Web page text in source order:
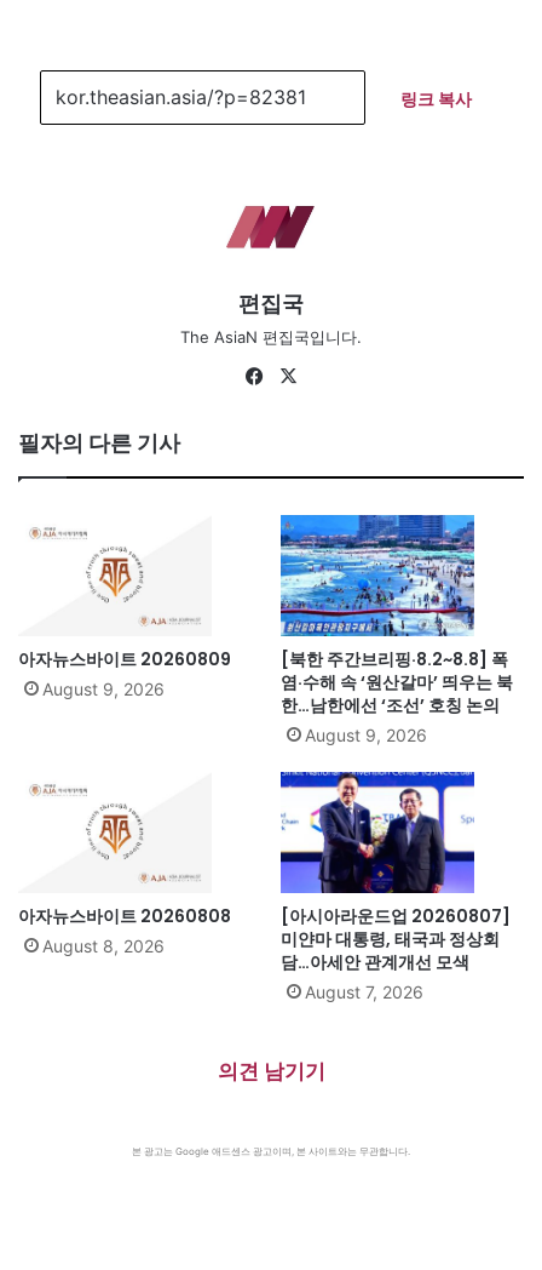
링크 복사
편집국
The AsiaN 편집국입니다.
Fa
필자의 다른 기사
아자뉴스바이트 20260809
August 9, 2026
[북한 주간브리핑·8.2~8.8] 폭
염·수해 속 ‘원산갈마’ 띄우는 북
한…남한에선 ‘조선’ 호칭 논의
August 9, 2026
아자뉴스바이트 20260808
August 8, 2026
[아시아라운드업 20260807]
미얀마 대통령, 태국과 정상회
담…아세안 관계개선 모색
August 7, 2026
의견 남기기
본 광고는 Google 애드센스 광고이며, 본 사이트와는 무관합니다.